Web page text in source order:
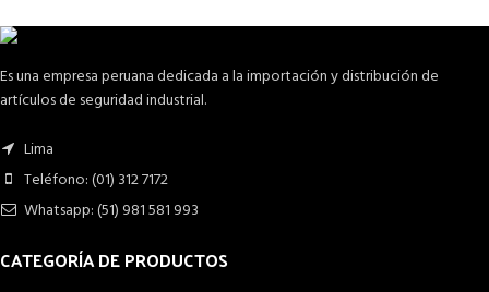
Es una empresa peruana dedicada a la importación y distribución de
artículos de seguridad industrial.
Lima
Teléfono: (01) 312 7172
Whatsapp: (51) 981 581 993
CATEGORÍA DE PRODUCTOS